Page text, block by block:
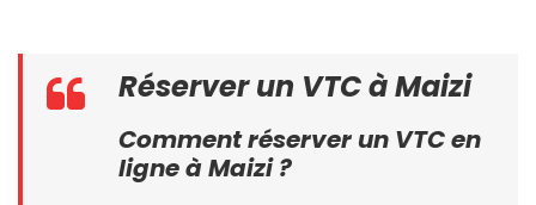
Réserver un VTC à Maizi
Comment réserver un VTC en
ligne à Maizi ?